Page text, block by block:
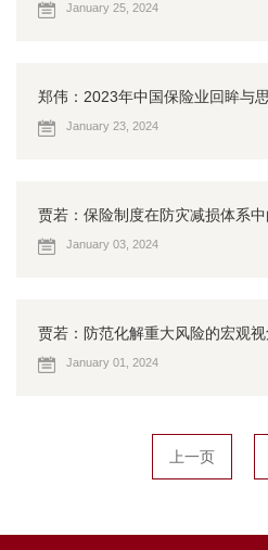
January 25, 2024
郑伟：2023年中国保险业回眸与
January 23, 2024
贾若：保险制度在防灾减损体系中
January 03, 2024
贾若：防范化解重大风险的宏观视
January 01, 2024
上一页